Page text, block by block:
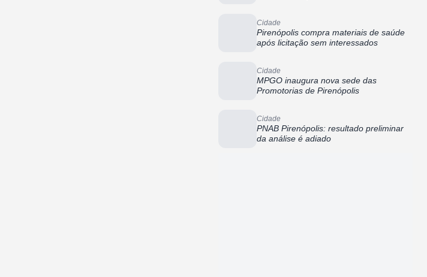
Cidade
Pirenópolis compra materiais de saúde
após licitação sem interessados
Cidade
MPGO inaugura nova sede das
Promotorias de Pirenópolis
Cidade
PNAB Pirenópolis: resultado preliminar
da análise é adiado